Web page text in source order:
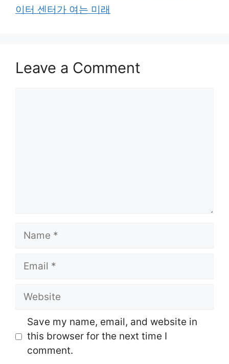
이터 센터가 여는 미래
Leave a Comment
Name
Email
Website
Save my name, email, and website in
this browser for the next time I
comment.